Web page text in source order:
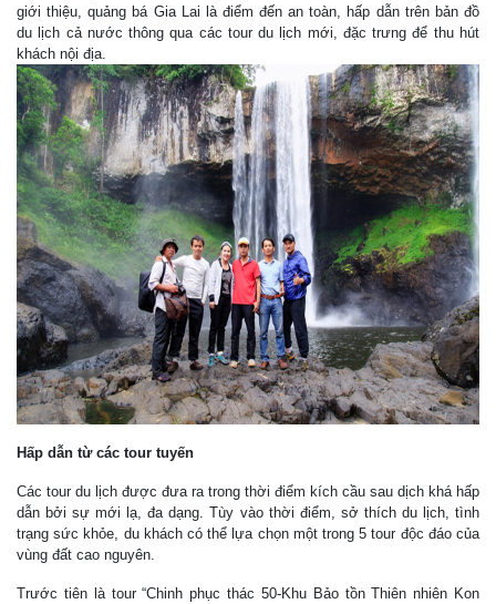
giới thiệu, quảng bá Gia Lai là điểm đến an toàn, hấp dẫn trên bản đồ
du lịch cả nước thông qua các tour du lịch mới, đặc trưng để thu hút
khách nội địa.
Hấp dẫn từ các tour tuyến
Các tour du lịch được đưa ra trong thời điểm kích cầu sau dịch khá hấp
dẫn bởi sự mới lạ, đa dạng. Tùy vào thời điểm, sở thích du lịch, tình
trạng sức khỏe, du khách có thể lựa chọn một trong 5 tour độc đáo của
vùng đất cao nguyên.
Trước tiên là tour “Chinh phục thác 50-Khu Bảo tồn Thiên nhiên Kon